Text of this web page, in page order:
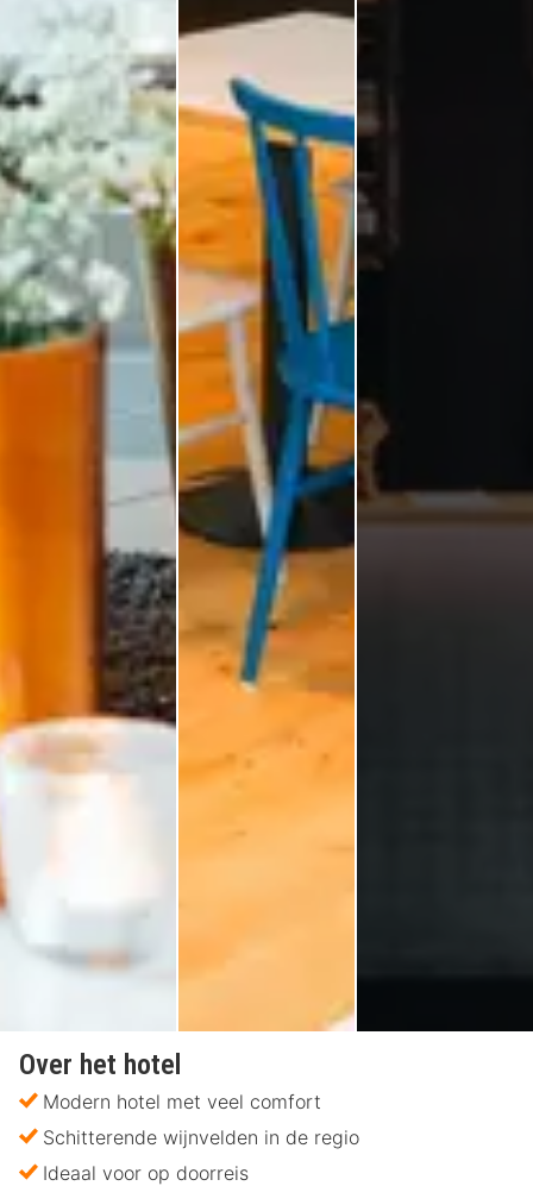
Over het hotel
Modern hotel met veel comfort
Schitterende wijnvelden in de regio
Ideaal voor op doorreis